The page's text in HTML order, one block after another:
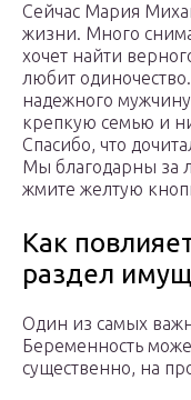
Сейчас Мария
жизни. Много
хочет найти
любит
надежного
крепкую семью и
Спасибо, что
Мы благодарны за
жмите желтую
Как
раздел
Один из самых
Беременность
существенно, на